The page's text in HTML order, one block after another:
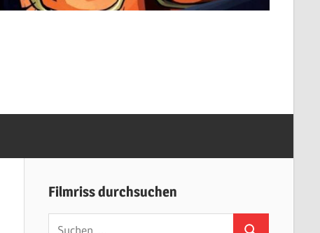
Filmriss durchsuchen
Suchen